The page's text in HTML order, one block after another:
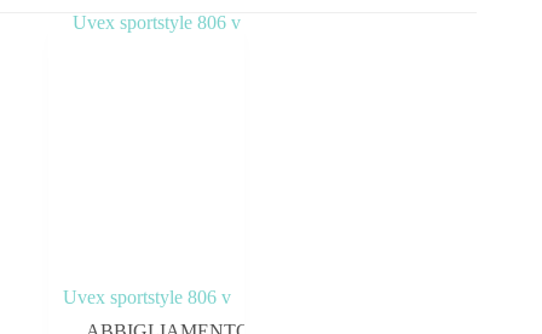
OUTLET
Uvex sportstyle 806 v